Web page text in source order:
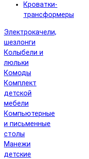
Кроватки-
трансформеры
Электрокачели,
шезлонги
Колыбели и
люльки
Комоды
Комплект
детской
мебели
Компьютерные
и письменные
столы
Манежи
детские